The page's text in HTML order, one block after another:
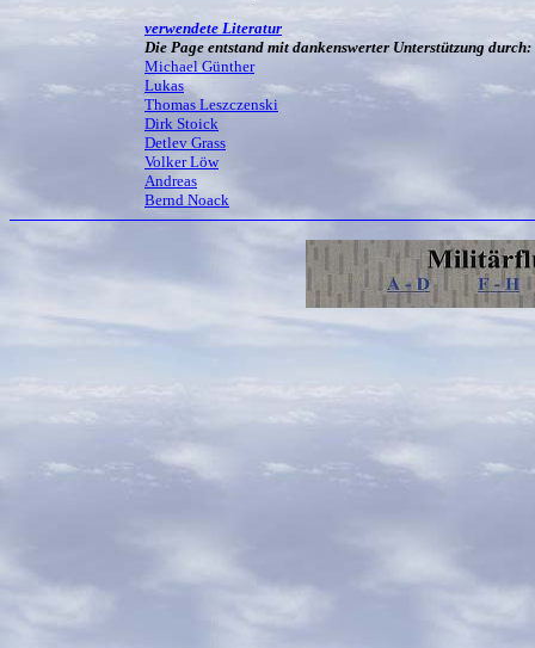
verwendete Literatur
Die Page entstand mit dankenswerter Unterstützung durch:
Michael Günther
Lukas
Thomas Leszczenski
Dirk Stoick
Detlev Grass
Volker Löw
Andreas
Bernd Noack